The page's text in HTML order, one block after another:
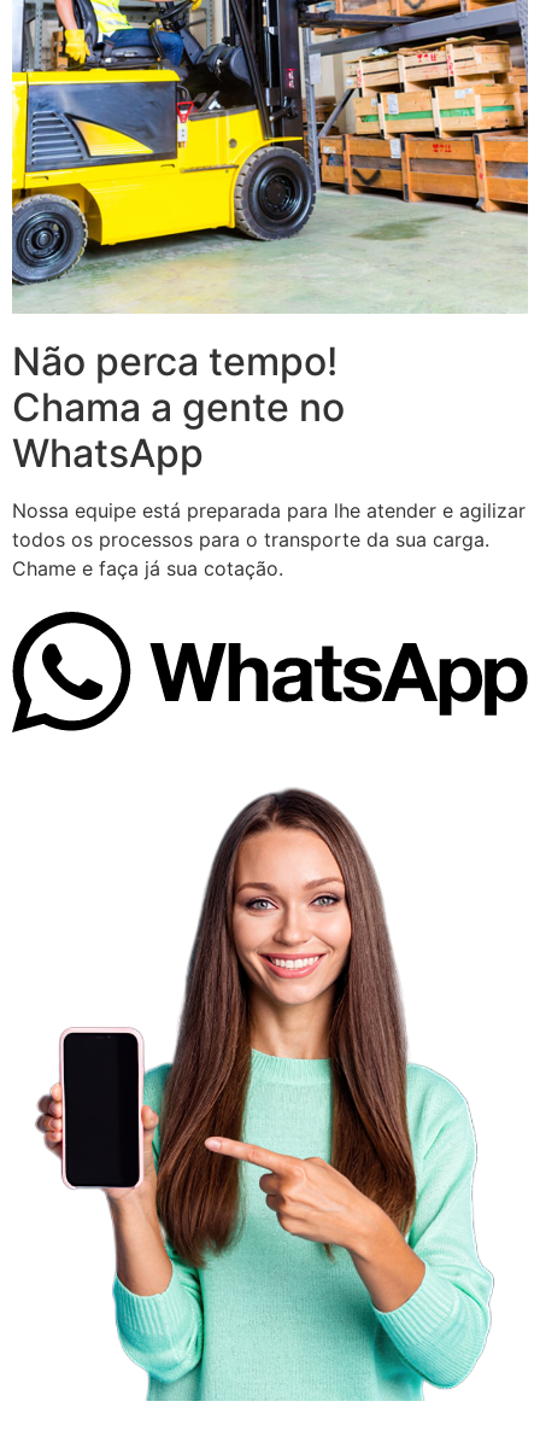
Não perca tempo!
Chama a gente no
WhatsApp
Nossa equipe está preparada para lhe atender e agilizar
todos os processos para o transporte da sua carga.
Chame e faça já sua cotação.